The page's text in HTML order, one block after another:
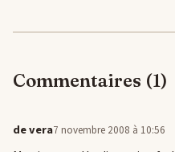
Commentaires (1)
de vera7 novembre 2008 à 10:56